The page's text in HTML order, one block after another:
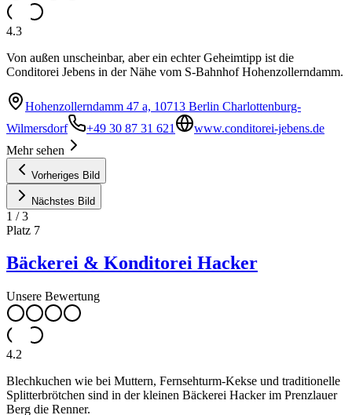
4.3
Von außen unscheinbar, aber ein echter Geheimtipp ist die
Conditorei Jebens in der Nähe vom S-Bahnhof Hohenzollerndamm.
Hohenzollerndamm 47 a, 10713 Berlin Charlottenburg-
Wilmersdorf
+49 30 87 31 621
www.conditorei-jebens.de
Mehr sehen
Vorheriges Bild
Nächstes Bild
1 /3
Platz 7
Bäckerei & Konditorei Hacker
Unsere Bewertung
4.2
Blechkuchen wie bei Muttern, Fernsehturm-Kekse und traditionelle
Splitterbrötchen sind in der kleinen Bäckerei Hacker im Prenzlauer
Berg die Renner.